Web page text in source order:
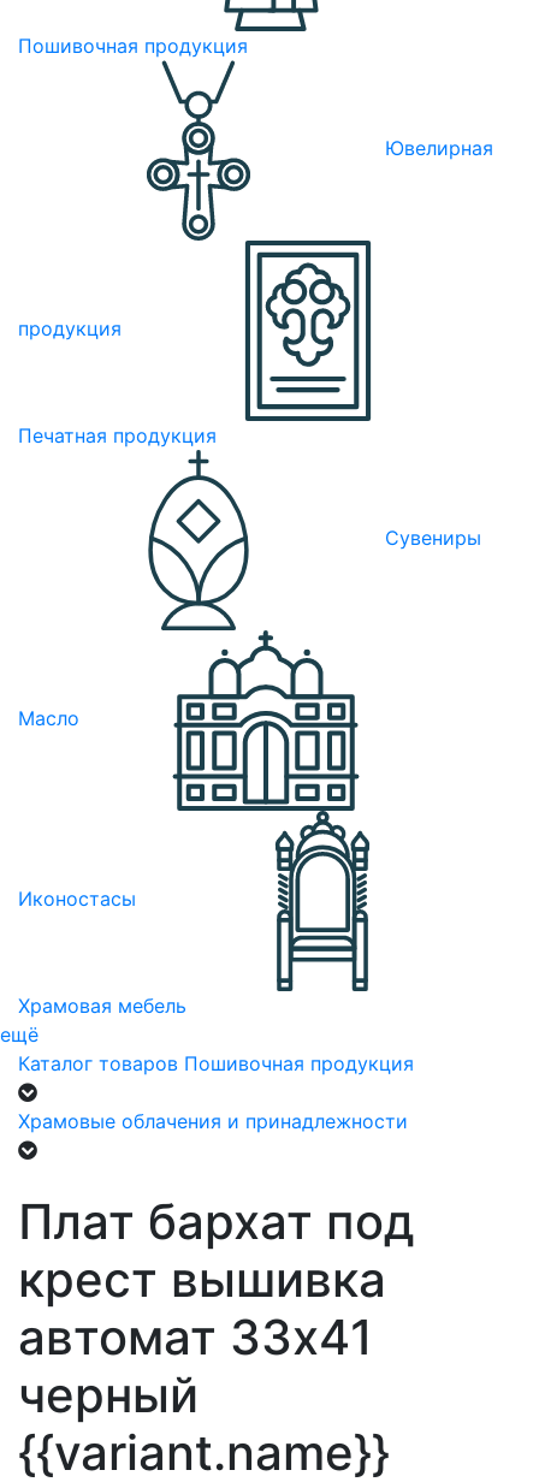
Пошивочная продукция
Ювелирная
продукция
Печатная продукция
Сувениры
Масло
Иконостасы
Храмовая мебель
ещё
Каталог товаров Пошивочная продукция
Храмовые облачения и принадлежности
Плат бархат под
крест вышивка
автомат 33х41
черный
{{variant.name}}